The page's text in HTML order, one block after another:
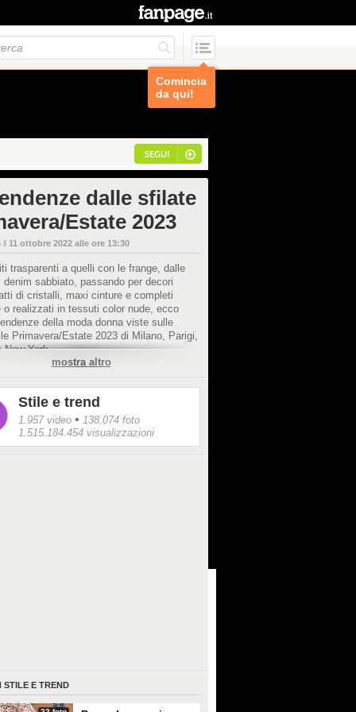
Comincia
da qui!
SEGUI
dalle sfilate
Estate 2023
il 11 ottobre 2022 alle ore 13:30
trasparenti a quelli con le frange, dalle
denim sabbiato, passando per decori
di cristalli, maxi cinture e completi
o realizzati in tessuti color nude, ecco
della moda donna viste sulle
Primavera/Estate 2023 di Milano, Parigi,
New York.
mostra altro
Stile e trend
1.957 video • 138.074 foto
1.515.184.454 visualizzazioni
STILE E TREND